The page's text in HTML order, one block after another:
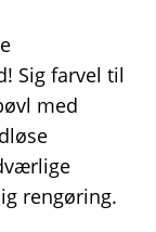
Sig farvel til
med
rengøring.